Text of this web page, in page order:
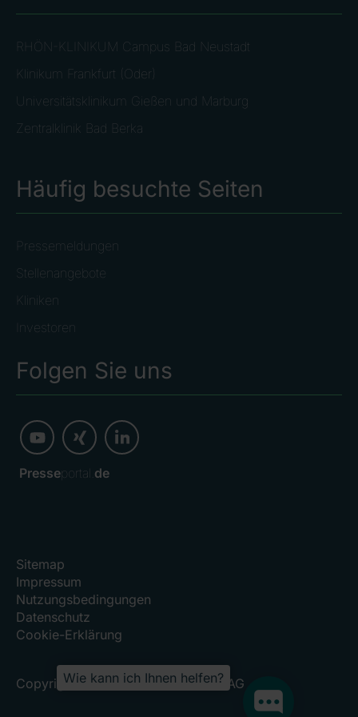
RHÖN-KLINIKUM Campus Bad Neustadt
Klinikum Frankfurt (Oder)
Universitätsklinikum Gießen und Marburg
Zentralklinik Bad Berka
Häufig besuchte Seiten
Pressemeldungen
Stellenangebote
Kliniken
Investoren
Folgen Sie uns
Presseportal. de
Sitemap
Impressum
Nutzungsbedingungen
Datenschutz
Cookie-Erklärung
Copyright 2026, RHÖN-KLINIKUM AG
Wie kann ich Ihnen helfen?